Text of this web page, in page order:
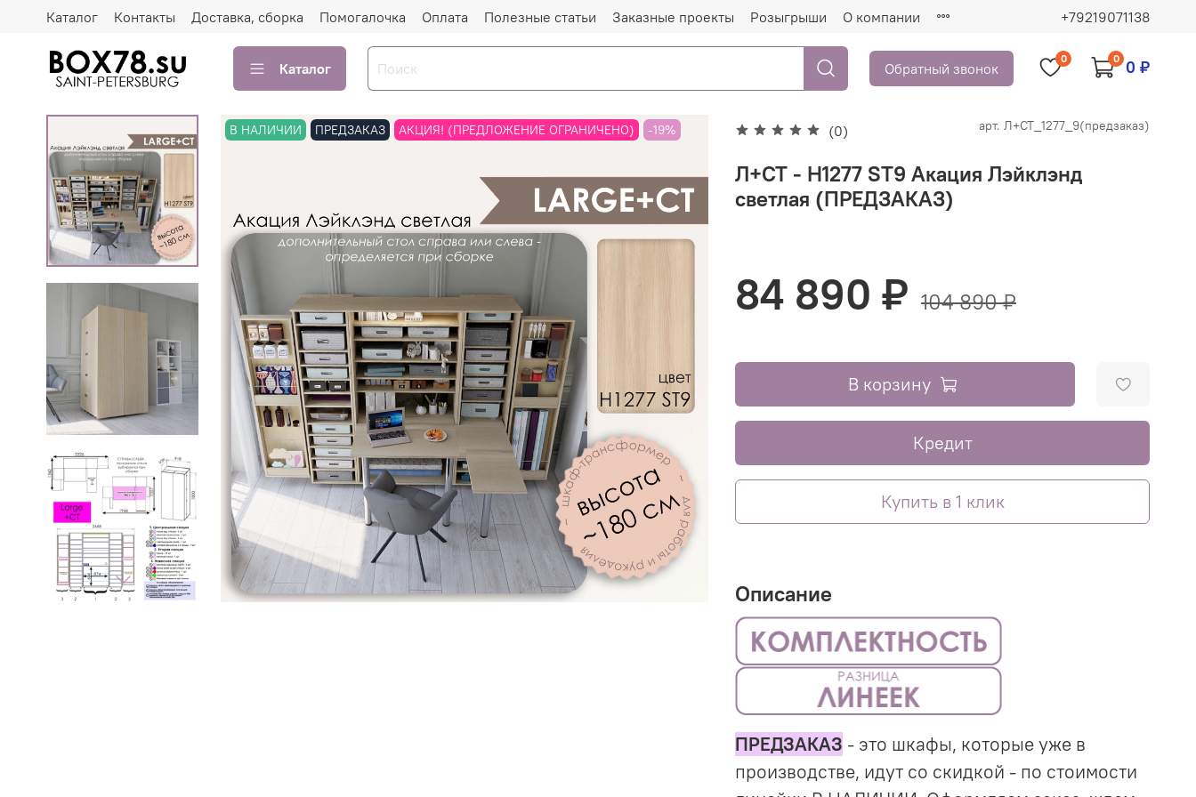
Каталог Контакты Доставка, сборка Помогалочка Оплата Полезные статьи Заказные проекты Розыгрыши О компании +79219071138
Каталог Обратный звонок
0 0 0 ₽
В НАЛИЧИИ ПРЕДЗАКАЗ АКЦИЯ! (ПРЕДЛОЖЕНИЕ ОГРАНИЧЕНО) -19% (0) арт. Л+СТ_1277_9(предзаказ)
Л+СТ - H1277 ST9 Акация Лэйклэнд
светлая (ПРЕДЗАКАЗ)
84 890 ₽ 104 890 ₽
В корзину
Кредит
Купить в 1 клик
Описание
ПРЕДЗАКАЗ - это шкафы, которые уже в
производстве, идут со скидкой - по стоимости